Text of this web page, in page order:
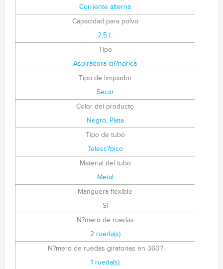
Corriente alterna
Capacidad para polvo
2,5 L
Tipo
Aspiradora cil?ndrica
Tipo de limpiador
Secar
Color del producto
Negro, Plata
Tipo de tubo
Telesc?pico
Material del tubo
Metal
Manguera flexible
Si
N?mero de ruedas
2 rueda(s)
N?mero de ruedas giratorias en 360?
1 rueda(s)